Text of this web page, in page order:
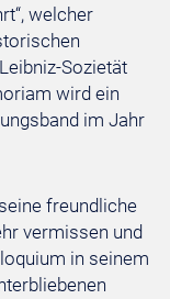
welcher
Sozietät
wird ein
im Jahr
freundliche
vermissen und
in seinem